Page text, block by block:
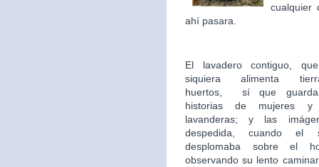
cualquier
ahí pasara.
El lavadero contiguo,
siquiera alimenta
huertos,
sí que
historias de mujeres y
lavanderas; y las
despedida, cuando el
desplomaba sobre el
observando su lento